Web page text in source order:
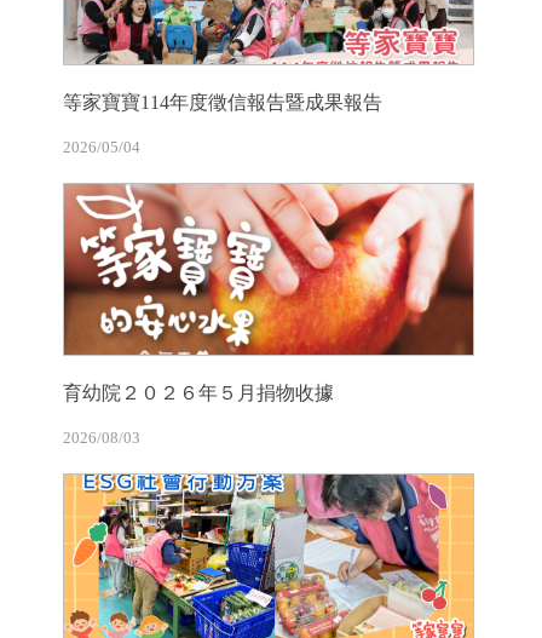
等家寶寶114年度徵信報告暨成果報告
2026/05/04
育幼院２０２６年５月捐物收據
2026/08/03